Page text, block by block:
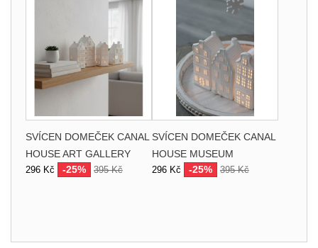
SVÍCEN DOMEČEK CANAL
HOUSE ART GALLERY
296 Kč -25% 395 Kč
SVÍCEN DOMEČEK CANAL
HOUSE MUSEUM
296 Kč -25% 395 Kč